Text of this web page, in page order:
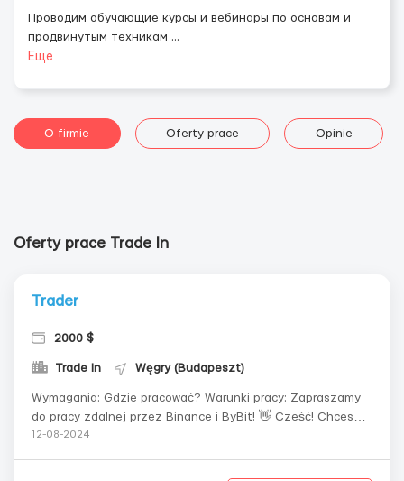
Проводим обучающие курсы и вебинары по основам и
продвинутым техникам ...
Еще
O firmie Oferty prace Opinie
Oferty prace Trade In
Trader
2000 $
Trade In Węgry (Budapeszt)
Wymagania: Gdzie pracować? Warunki pracy: Zapraszamy
do pracy zdalnej przez Binance i ByBit! 👋 Cześć! Chcesz
pracować zdalnie i zarabiać godziwe pieniądze, nie mając
12-08-2024